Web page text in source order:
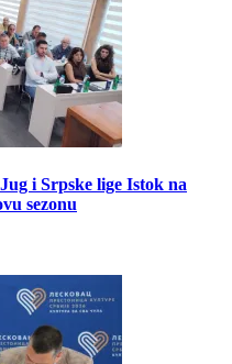
i Srpske lige Istok na
sezonu